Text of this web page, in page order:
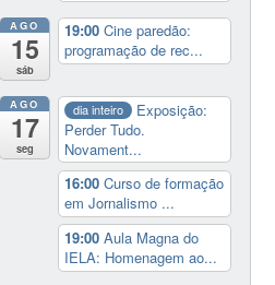
AGO
15
sáb
19:00Cine paredão:
programação de rec...
AGO
17
seg
dia inteiro
Exposição:
Perder Tudo.
Novament...
16:00Curso de formação
em Jornalismo ...
19:00Aula Magna do
IELA: Homenagem ao...